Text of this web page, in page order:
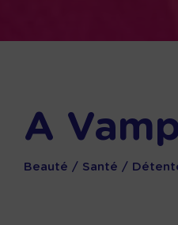
A
Beauté / Santé /